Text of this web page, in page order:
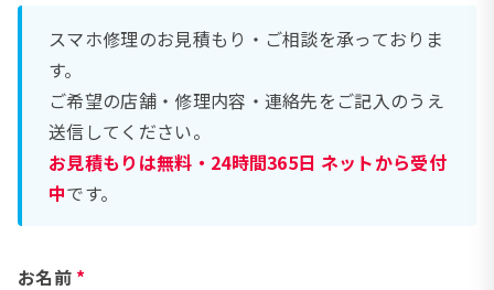
スマホ修理のお見積もり・ご相談を承っておりま
す。
ご希望の店舗・修理内容・連絡先をご記入のうえ
送信してください。
お見積もりは無料・24時間365日 ネットから受付
中です。
お名前 *